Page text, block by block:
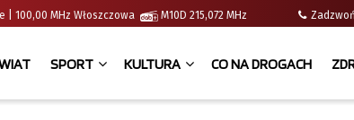
| 100,00 MHz Włoszczowa M10D 215,072 MHz
SPORT KULTURA CO NA DROGACH